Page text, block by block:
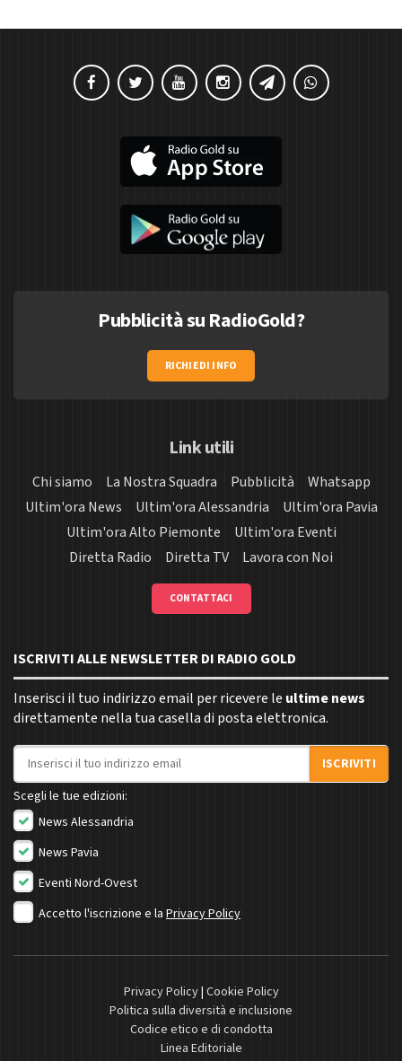
Pubblicità su RadioGold?
RICHIEDI INFO
Link utili
Chi siamo La Nostra Squadra Pubblicità
Whatsapp
Ultim'ora News
Ultim'ora Alessandria
Ultim'ora Pavia
Ultim'ora Alto Piemonte
Ultim'ora Eventi
Diretta Radio
Diretta TV Lavora con Noi
CONTATTACI
ISCRIVITI ALLE NEWSLETTER DI RADIO GOLD
Inserisci il tuo indirizzo email per ricevere le ultime news
direttamente nella tua casella di posta elettronica.
Indirizzo email
ISCRIVITI
Scegli le tue edizioni:
News Alessandria
News Pavia
Eventi Nord-Ovest
Accetto l'iscrizione e la Privacy Policy
Privacy Policy| Cookie Policy
Politica sulla diversità e inclusione
Codice etico e di condotta
Linea Editoriale